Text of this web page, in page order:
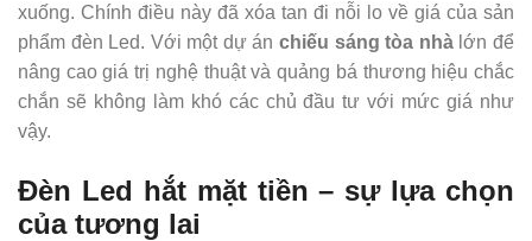
xuống. Chính điều này đã xóa tan đi nỗi lo về giá của sản
phẩm đèn Led. Với một dự ánchiếu sáng tòa nhàlớn để
nâng cao giá trị nghệ thuật và quảng bá thương hiệu chắc
chắn sẽ không làm khó các chủ đầu tư với mức giá như
vậy.
Đèn Led hắt mặt tiền – sự lựa chọn
của tương lai